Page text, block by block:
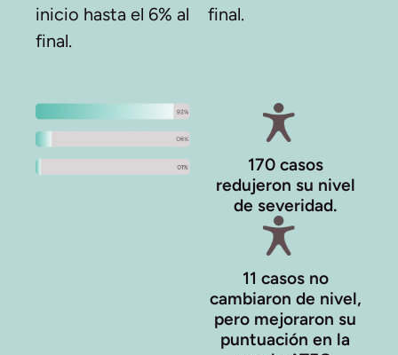
inicio hasta el 6% al
final.
final.
170 casos
redujeron su nivel
de severidad.
11 casos no
cambiaron de nivel,
pero mejoraron su
puntuación en la